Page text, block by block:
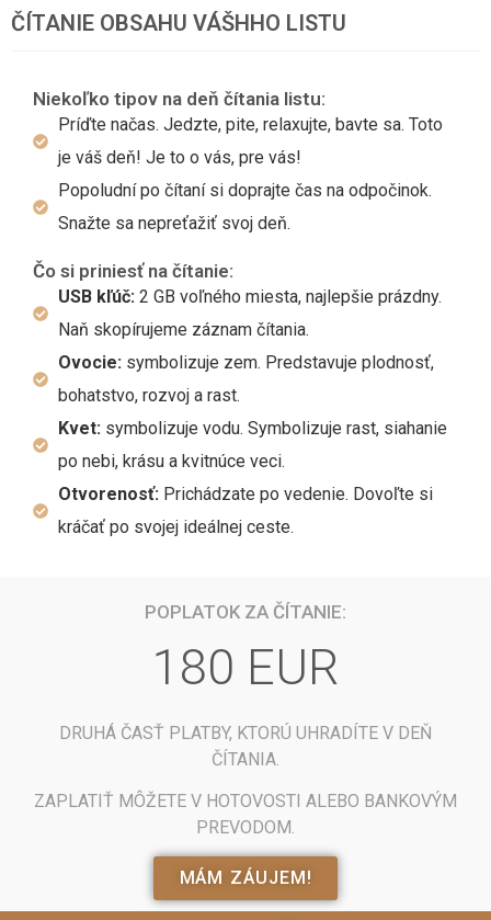
ČÍTANIE OBSAHU VÁŠHHO LISTU
Niekoľko tipov na deň čítania listu:
Príďte načas. Jedzte, pite, relaxujte, bavte sa. Toto
je váš deň! Je to o vás, pre vás!
Popoludní po čítaní si doprajte čas na odpočinok.
Snažte sa nepreťažiť svoj deň.
Čo si priniesť na čítanie:
USB kľúč: 2 GB voľného miesta, najlepšie prázdny.
Naň skopírujeme záznam čítania.
Ovocie: symbolizuje zem. Predstavuje plodnosť,
bohatstvo, rozvoj a rast.
Kvet: symbolizuje vodu. Symbolizuje rast, siahanie
po nebi, krásu a kvitnúce veci.
Otvorenosť: Prichádzate po vedenie. Dovoľte si
kráčať po svojej ideálnej ceste.
POPLATOK ZA ČÍTANIE:
180 EUR
DRUHÁ ČASŤ PLATBY, KTORÚ UHRADÍTE V DEŇ
ČÍTANIA.
ZAPLATIŤ MÔŽETE V HOTOVOSTI ALEBO BANKOVÝM
PREVODOM.
MÁM ZÁUJEM!